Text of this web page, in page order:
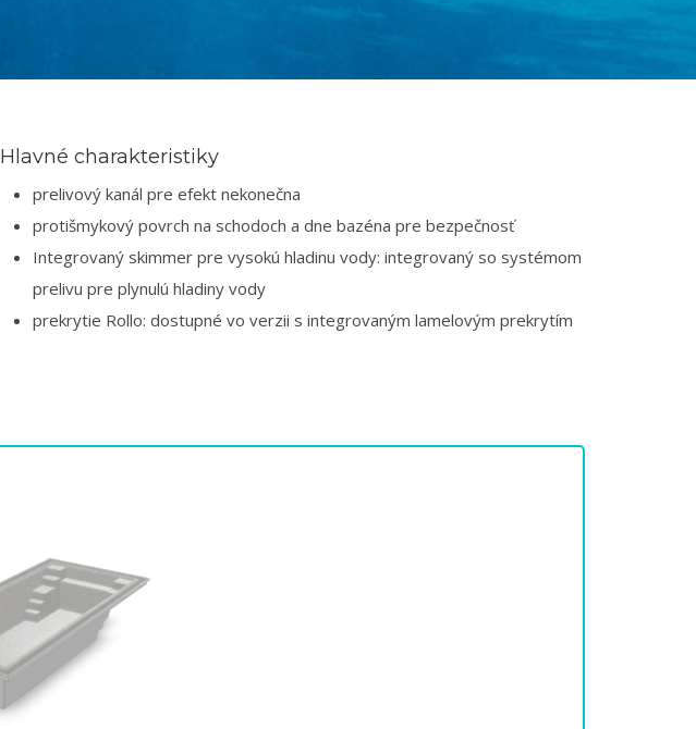
Hlavné charakteristiky
prelivový kanál pre efekt nekonečna
protišmykový povrch na schodoch a dne bazéna pre bezpečnosť
Integrovaný skimmer pre vysokú hladinu vody: integrovaný so systémom
prelivu pre plynulú hladiny vody
prekrytie Rollo: dostupné vo verzii s integrovaným lamelovým prekrytím